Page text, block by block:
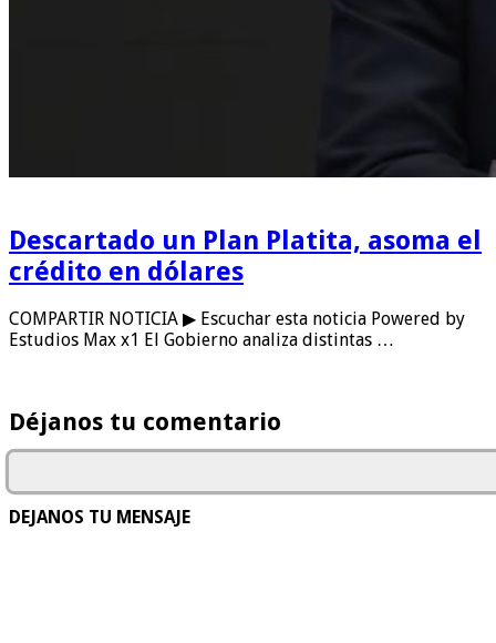
Descartado un Plan Platita, asoma el
crédito en dólares
COMPARTIR NOTICIA ▶ Escuchar esta noticia Powered by
Estudios Max x1 El Gobierno analiza distintas …
Déjanos tu comentario
DEJANOS TU MENSAJE